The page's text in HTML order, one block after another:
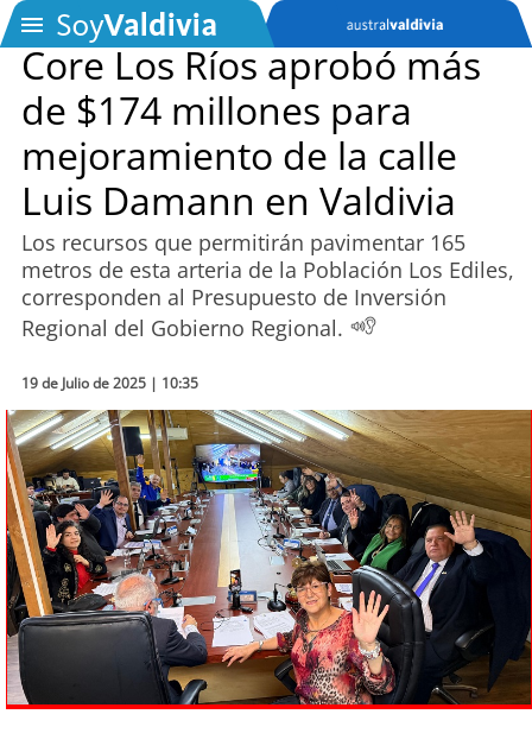
SOYTV
Podcast
Actualidad
Entretención
Economía
Deportes
Tecnología
Sostenibilidad
soychile
Core Los Ríos aprobó más
de $174 millones para
mejoramiento de la calle
Luis Damann en Valdivia
Los recursos que permitirán pavimentar 165
metros de esta arteria de la Población Los Ediles,
corresponden al Presupuesto de Inversión
Regional del Gobierno Regional.
19 de Julio de 2025 | 10:35